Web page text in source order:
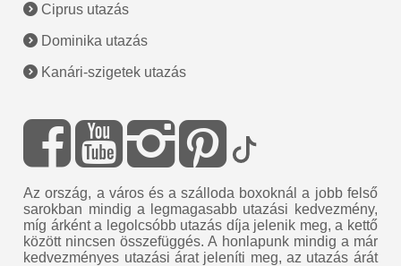
Ciprus utazás
Dominika utazás
Kanári-szigetek utazás
Az ország, a város és a szálloda boxoknál a jobb felső
sarokban mindig a legmagasabb utazási kedvezmény,
míg árként a legolcsóbb utazás díja jelenik meg, a kettő
között nincsen összefüggés. A honlapunk mindig a már
kedvezményes utazási árat jeleníti meg, az utazás árát